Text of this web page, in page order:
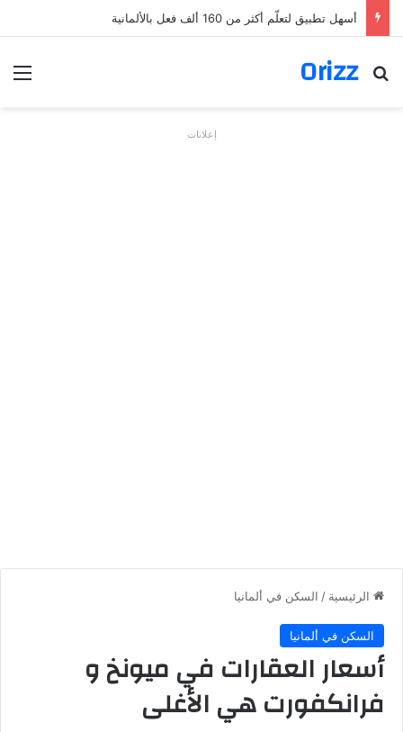
أسهل تطبيق لتعلّم أكثر من 160 ألف فعل بالألمانية
Orizz
بحث عن
إعلانات
الرئيسية / السكن في ألمانيا
السكن في ألمانيا
أسعار العقارات في ميونخ و
فرانكفورت هي الأغلى